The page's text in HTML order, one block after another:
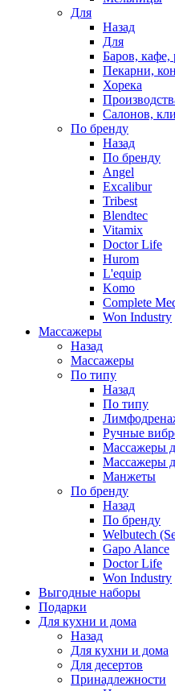
Для
Назад
Для
Баров, кафе,
Пекарни,
Хорека
Салонов,
По бренду
Назад
По бренду
Angel
Excalibur
Tribest
Blendtec
Vitamix
Doctor Life
Hurom
L'equip
Komo
Complete
Won Industry
Массажеры
Назад
Массажеры
По типу
Назад
По типу
Ручные
Массажеры
Массажеры
Манжеты
По бренду
Назад
По бренду
Welbutech
Gapo Alance
Doctor Life
Won Industry
Выгодные наборы
Подарки
Для кухни и дома
Назад
Для кухни и дома
Для десертов
Принадлежности